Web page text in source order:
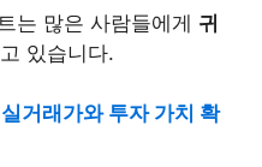
는 많은 사람들에게 귀
있습니다.
거래가와 투자 가치 확